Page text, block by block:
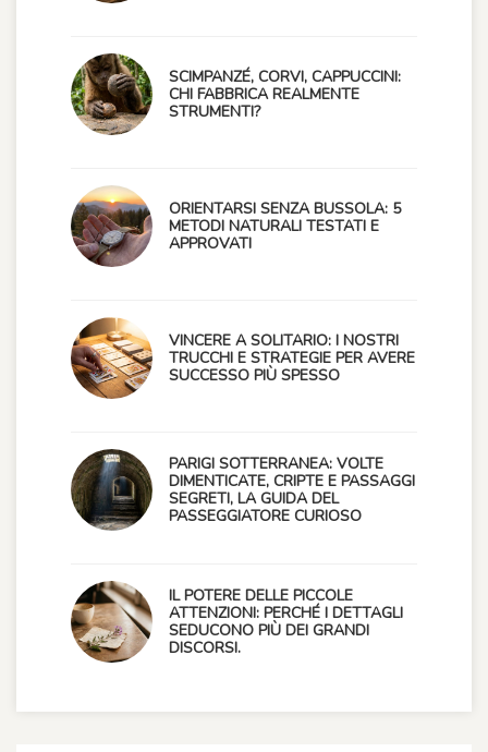
SCIMPANZÉ, CORVI, CAPPUCCINI:
CHI FABBRICA REALMENTE
STRUMENTI?
ORIENTARSI SENZA BUSSOLA: 5
METODI NATURALI TESTATI E
APPROVATI
VINCERE A SOLITARIO: I NOSTRI
TRUCCHI E STRATEGIE PER AVERE
SUCCESSO PIÙ SPESSO
PARIGI SOTTERRANEA: VOLTE
DIMENTICATE, CRIPTE E PASSAGGI
SEGRETI, LA GUIDA DEL
PASSEGGIATORE CURIOSO
IL POTERE DELLE PICCOLE
ATTENZIONI: PERCHÉ I DETTAGLI
SEDUCONO PIÙ DEI GRANDI
DISCORSI.